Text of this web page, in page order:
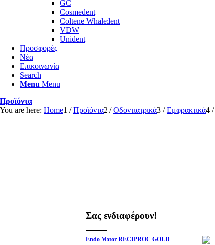
GC
Cosmedent
Coltene Whaledent
VDW
Unident
Προσφορές
Νέα
Επικοινωνία
Search
Menu Menu
Προϊόντα
You are here: Home1 / Προϊόντα2 / Οδοντιατρικά3 / Εμφρακτικά4 /
Σας ενδιαφέρουν!
Endo Motor RECIPROC GOLD